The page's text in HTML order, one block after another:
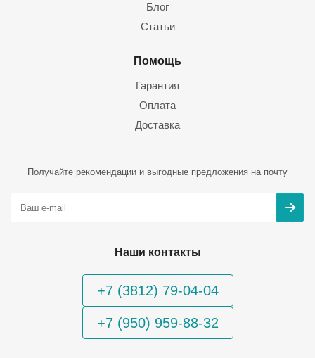
Блог
Статьи
Помощь
Гарантия
Оплата
Доставка
Получайте рекомендации и выгодные предложения на почту
Наши контакты
+7 (3812) 79-04-04
+7 (950) 959-88-32